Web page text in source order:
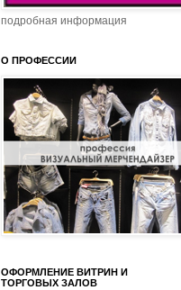
подробная информация
О ПРОФЕССИИ
ОФОРМЛЕНИЕ ВИТРИН И
ТОРГОВЫХ ЗАЛОВ